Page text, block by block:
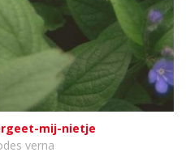
mij-nietje
verna